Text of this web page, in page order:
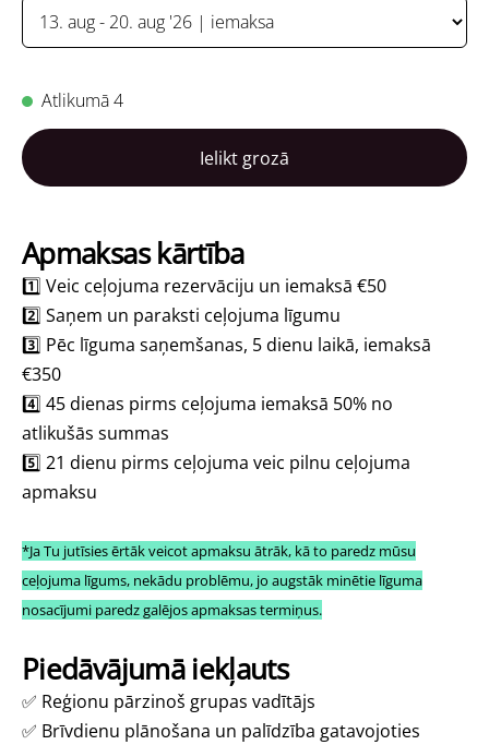
Atlikumā 4
Ielikt grozā
Apmaksas kārtība
1️⃣ Veic ceļojuma rezervāciju un iemaksā €50
2️⃣ Saņem un paraksti ceļojuma līgumu
3️⃣ Pēc līguma saņemšanas, 5 dienu laikā, iemaksā
€350
4️⃣ 45 dienas pirms ceļojuma iemaksā 50% no
atlikušās summas
5️⃣ 21 dienu pirms ceļojuma veic pilnu ceļojuma
apmaksu
*Ja Tu jutīsies ērtāk veicot apmaksu ātrāk, kā to paredz mūsu
ceļojuma līgums, nekādu problēmu, jo augstāk minētie līguma
nosacījumi paredz galējos apmaksas termiņus.
Piedāvājumā iekļauts
✅ Reģionu pārzinoš grupas vadītājs
✅ Brīvdienu plānošana un palīdzība gatavojoties